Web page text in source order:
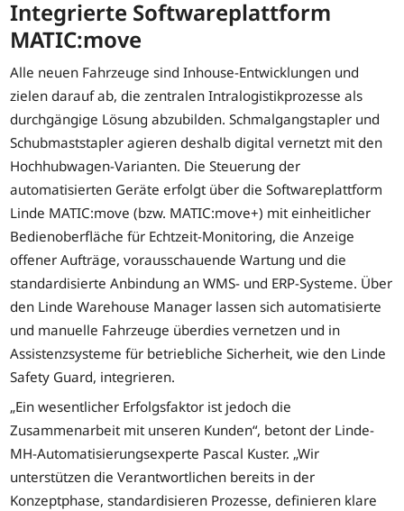
Integrierte Softwareplattform
MATIC:move
Alle neuen Fahrzeuge sind Inhouse-Entwicklungen und
zielen darauf ab, die zentralen Intralogistikprozesse als
durchgängige Lösung abzubilden. Schmalgangstapler und
Schubmaststapler agieren deshalb digital vernetzt mit den
Hochhubwagen-Varianten. Die Steuerung der
automatisierten Geräte erfolgt über die Softwareplattform
Linde MATIC:move (bzw. MATIC:move+) mit einheitlicher
Bedienoberfläche für Echtzeit-Monitoring, die Anzeige
offener Aufträge, vorausschauende Wartung und die
standardisierte Anbindung an WMS- und ERP-Systeme. Über
den Linde Warehouse Manager lassen sich automatisierte
und manuelle Fahrzeuge überdies vernetzen und in
Assistenzsysteme für betriebliche Sicherheit, wie den Linde
Safety Guard, integrieren.
„Ein wesentlicher Erfolgsfaktor ist jedoch die
Zusammenarbeit mit unseren Kunden“, betont der Linde-
MH-Automatisierungsexperte Pascal Kuster. „Wir
unterstützen die Verantwortlichen bereits in der
Konzeptphase, standardisieren Prozesse, definieren klare